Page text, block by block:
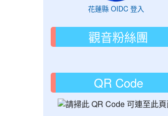
花蓮縣 OIDC 登入
觀音粉絲團
QR Code